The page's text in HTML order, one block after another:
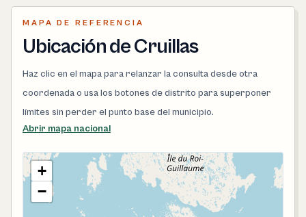
MAPA DE REFERENCIA
Ubicación de Cruillas
Haz clic en el mapa para relanzar la consulta desde otra
coordenada o usa los botones de distrito para superponer
límites sin perder el punto base del municipio.
Abrir mapa nacional
+
−